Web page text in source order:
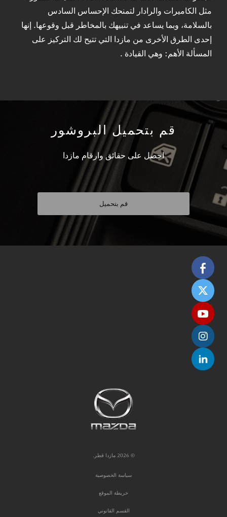
مثل الكاميرات والرادار لتمنحك الإحساس السادس
بالسلامة، وبما يساعد في تنبيهك بالمخاطر قبل وقوعها. إنها
إحدى الطرق الأخرى من مازدا التي تتيح لك التركيز على
المسألة الأهم: وهي القيادة .
قم بتحميل البروشور
احصل على حقائق وارقام مازدا
قم بتحميل
© 2026 مازدا قطر.
سياسة الخصوصية
خريطة الموقع
القسم القانوني